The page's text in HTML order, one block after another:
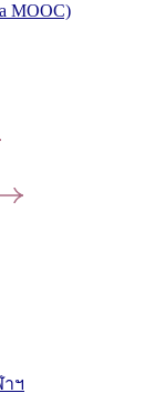
MOOC)
ฯ